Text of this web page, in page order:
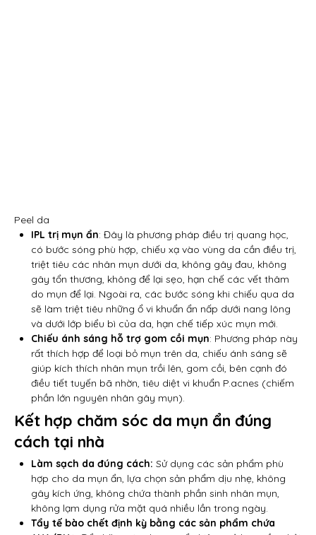
Peel da
IPL trị mụn ẩn: Đây là phương pháp điều trị quang học,
có bước sóng phù hợp, chiếu xạ vào vùng da cần điều trị,
triệt tiêu các nhân mụn dưới da, không gây đau, không
gây tổn thương, không để lại sẹo, hạn chế các vết thâm
do mụn để lại. Ngoài ra, các bước sóng khi chiếu qua da
sẽ làm triệt tiêu những ổ vi khuẩn ẩn nấp dưới nang lông
và dưới lớp biểu bì của da, hạn chế tiếp xúc mụn mới.
Chiếu ánh sáng hỗ trợ gom cồi mụn: Phương pháp này
rất thích hợp để loại bỏ mụn trên da, chiếu ánh sáng sẽ
giúp kích thích nhân mụn trồi lên, gom cồi, bên cạnh đó
điều tiết tuyến bã nhờn, tiêu diệt vi khuẩn P.acnes (chiếm
phần lớn nguyên nhân gây mụn).
Kết hợp chăm sóc da mụn ẩn đúng
cách tại nhà
Làm sạch da đúng cách: Sử dụng các sản phẩm phù
hợp cho da mụn ẩn, lựa chọn sản phẩm dịu nhẹ, không
gây kích ứng, không chứa thành phần sinh nhân mụn,
không lạm dụng rửa mặt quá nhiều lần trong ngày.
Tẩy tế bào chết định kỳ bằng các sản phẩm chứa